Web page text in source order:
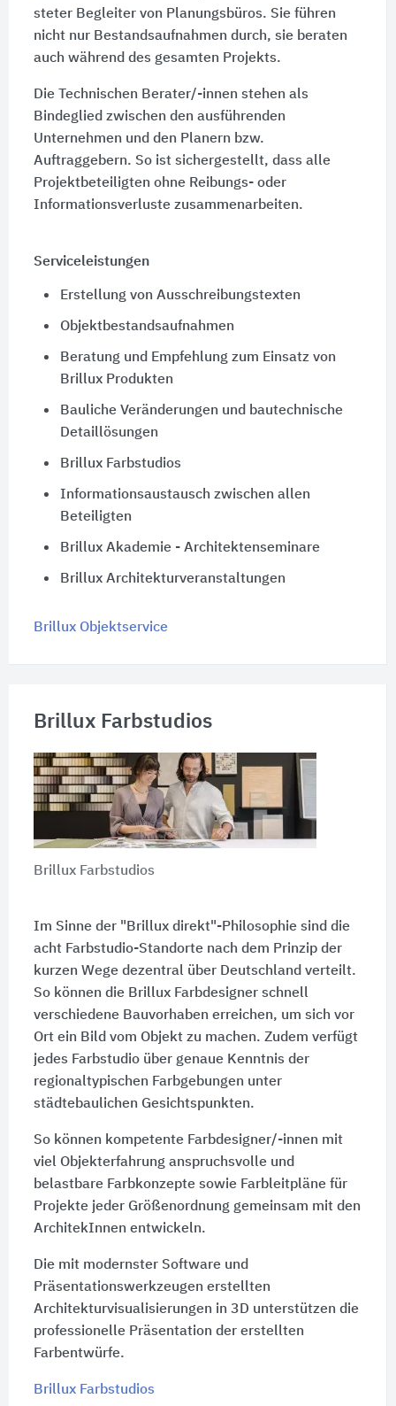
steter Begleiter von Planungsbüros. Sie führen
nicht nur Bestandsaufnahmen durch, sie beraten
auch während des gesamten Projekts.
Die Technischen Berater/-innen stehen als
Bindeglied zwischen den ausführenden
Unternehmen und den Planern bzw.
Auftraggebern. So ist sichergestellt, dass alle
Projektbeteiligten ohne Reibungs- oder
Informationsverluste zusammenarbeiten.
Serviceleistungen
Erstellung von Ausschreibungstexten
Objektbestandsaufnahmen
Beratung und Empfehlung zum Einsatz von
Brillux Produkten
Bauliche Veränderungen und bautechnische
Detaillösungen
Brillux Farbstudios
Informationsaustausch zwischen allen
Beteiligten
Brillux Akademie - Architektenseminare
Brillux Architekturveranstaltungen
Brillux Objektservice
Brillux Farbstudios
Brillux Farbstudios
Im Sinne der "Brillux direkt"-Philosophie sind die
acht Farbstudio-Standorte nach dem Prinzip der
kurzen Wege dezentral über Deutschland verteilt.
So können die Brillux Farbdesigner schnell
verschiedene Bauvorhaben erreichen, um sich vor
Ort ein Bild vom Objekt zu machen. Zudem verfügt
jedes Farbstudio über genaue Kenntnis der
regionaltypischen Farbgebungen unter
städtebaulichen Gesichtspunkten.
So können kompetente Farbdesigner/-innen mit
viel Objekterfahrung anspruchsvolle und
belastbare Farbkonzepte sowie Farbleitpläne für
Projekte jeder Größenordnung gemeinsam mit den
ArchitekInnen entwickeln.
Die mit modernster Software und
Präsentationswerkzeugen erstellten
Architekturvisualisierungen in 3D unterstützen die
professionelle Präsentation der erstellten
Farbentwürfe.
Brillux Farbstudios